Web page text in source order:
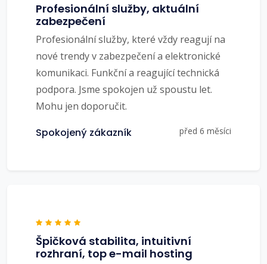
Profesionální služby, aktuální
zabezpečení
Profesionální služby, které vždy reagují na
nové trendy v zabezpečení a elektronické
komunikaci. Funkční a reagující technická
podpora. Jsme spokojen už spoustu let.
Mohu jen doporučit.
Spokojený zákazník před 6 měsíci
Špičková stabilita, intuitivní
rozhraní, top e-mail hosting